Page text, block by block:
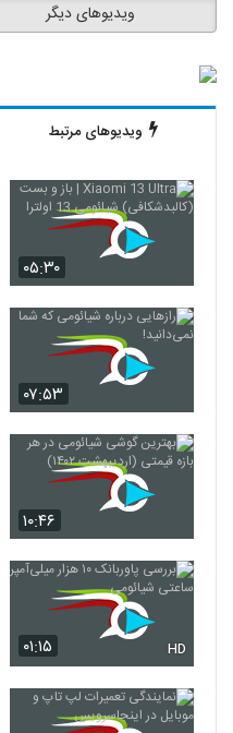
ویدیوهای دیگر
ویدیوهای مرتبط
۰۵:۳۰
۰۷:۵۳
۱۰:۴۶
۰۱:۱۵ HD